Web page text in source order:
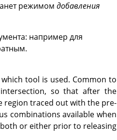
режимомдобавления
например для
tool is used. Common to
so that after the
region traced out with the pre-
combinations available when
or either prior to releasing